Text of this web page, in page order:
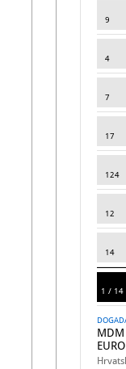
9
4
7
17
124
12
14
14
1 / 14
MDM